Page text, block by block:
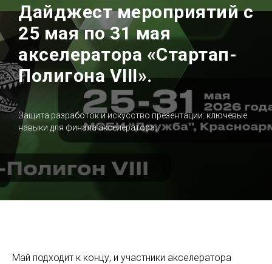
Дайджест мероприятий с
25 мая по 31 мая
акселератора «Стартап-
Полигона VIII».
Защита разработок и искусство презентации: ключевые
навыки для финала акселератора.
Май подходит к концу, и участники акселератора